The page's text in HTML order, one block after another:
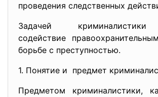
проведения следственных
Задачей криминалистики
содействие
борьбе с преступностью.
1. Понятие и предмет
Предметом криминалистики,